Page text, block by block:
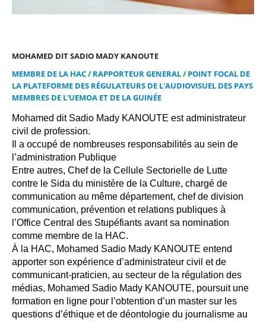
MOHAMED DIT SADIO MADY KANOUTE
MEMBRE DE LA HAC / RAPPORTEUR GENERAL / POINT FOCAL DE
LA PLATEFORME DES RÉGULATEURS DE L'AUDIOVISUEL DES PAYS
MEMBRES DE L'UEMOA ET DE LA GUINÉE
Mohamed dit Sadio Mady KANOUTE est administrateur
civil de profession.
Il a occupé de nombreuses responsabilités au sein de
l’administration Publique
Entre autres, Chef de la Cellule Sectorielle de Lutte
contre le Sida du ministère de la Culture, chargé de
communication au même département, chef de division
communication, prévention et relations publiques à
l’Office Central des Stupéfiants avant sa nomination
comme membre de la HAC.
À la HAC, Mohamed Sadio Mady KANOUTE entend
apporter son expérience d’administrateur civil et de
communicant-praticien, au secteur de la régulation des
médias, Mohamed Sadio Mady KANOUTE, poursuit une
formation en ligne pour l’obtention d’un master sur les
questions d’éthique et de déontologie du journalisme au